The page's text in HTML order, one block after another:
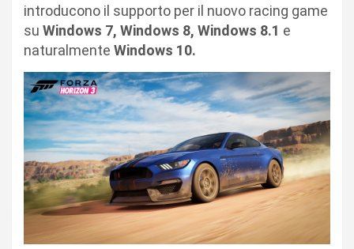
introducono il supporto per il nuovo racing game
su Windows 7, Windows 8, Windows 8.1 e
naturalmente Windows 10.